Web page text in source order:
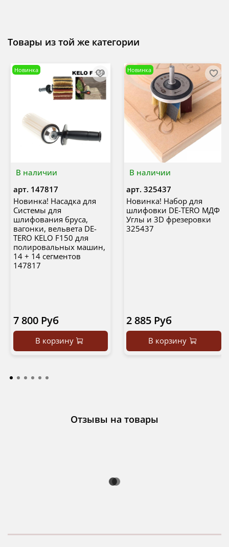
Товары из той же категории
В наличии
Новинка
арт. 147817
Новинка! Насадка для
Системы для
шлифования бруса,
вагонки, вельвета DE-
TERO KELO F150 для
полировальных машин,
14 + 14 сегментов
147817
7 800 Руб
В корзину
В наличии
Новинка
арт. 325437
Новинка! Набор для
шлифовки DE-TERO МДФ
Углы и 3D фрезеровки
325437
2 885 Руб
В корзину
Отзывы на товары